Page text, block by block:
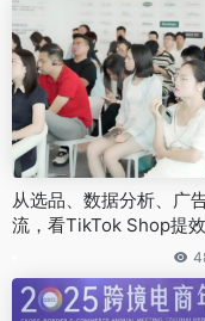
从选品、数据分析、广
流，看TikTok Shop提